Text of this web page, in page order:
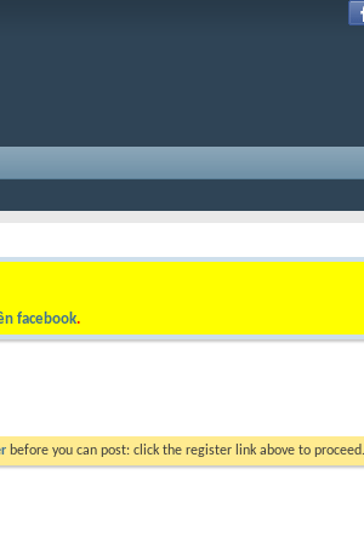
facebook.
before you can post: click the register link above to